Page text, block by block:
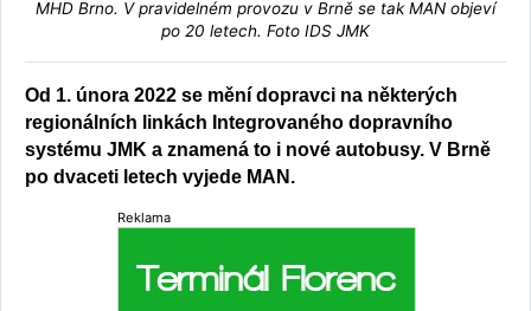
MHD Brno. V pravidelném provozu v Brně se tak MAN objeví
po 20 letech. Foto IDS JMK
Od 1. února 2022 se mění dopravci na některých
regionálních linkách Integrovaného dopravního
systému JMK a znamená to i nové autobusy. V Brně
po dvaceti letech vyjede MAN.
Reklama